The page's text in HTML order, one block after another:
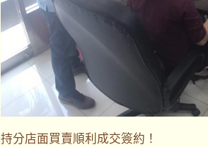
持分店面買賣順利成交簽約！